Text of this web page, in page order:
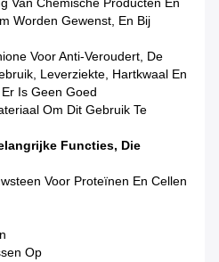
Van Chemische Producten En
Worden Gewenst, En Bij
Voor Anti-Veroudert, De
Leverziekte, Hartkwaal En
Is Geen Goed
Om Dit Gebruik Te
Functies, Die
Voor Proteïnen En Cellen
Op